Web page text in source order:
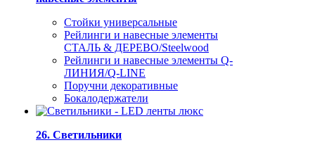
Стойки универсальные
Рейлинги и навесные элементы
СТАЛЬ & ДЕРЕВО/Steelwood
Рейлинги и навесные элементы Q-
ЛИНИЯ/Q-LINE
Поручни декоративные
Бокалодержатели
26. Светильники